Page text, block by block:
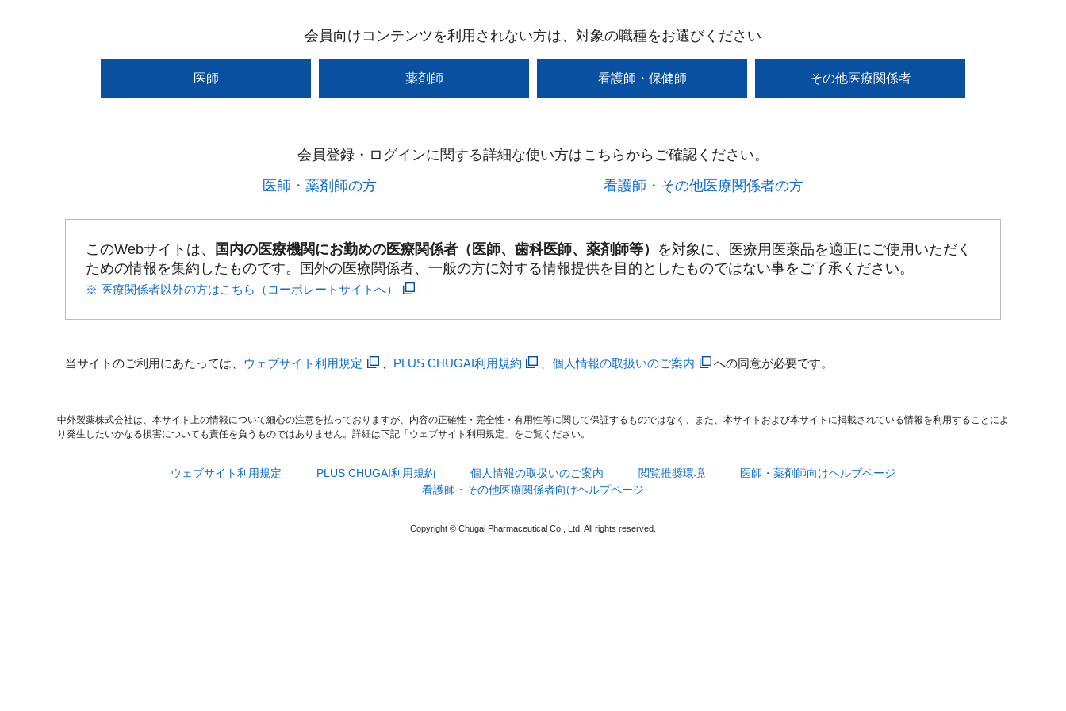
会員向けコンテンツを利用されない方は、対象の職種をお選びください
医師 薬剤師 看護師・保健師 その他医療関係者
会員登録・ログインに関する詳細な使い方はこちらからご確認ください。​
医師・薬剤師の方​
看護師・その他医療関係者の方​
このWebサイトは、 国内の医療機関にお勤めの医療関係者（医師、歯科医師、薬剤師等） を対象に、医療用医薬品を適正にご使用いただく
ための情報を集約したものです。国外の医療関係者、一般の方に対する情報提供を目的としたものではない事をご了承ください。
※ 医療関係者以外の方はこちら（コーポレートサイトへ）
当サイトのご利用にあたっては、 ウェブサイト利用規定 PLUS CHUGAI利用規約 、個人情報の取扱いのご案内 への同意が必要です。
中外製薬株式会社は、本サイト上の情報について細心の注意を払っておりますが、内容の正確性・完全性・有用性等に関して保証するものではなく、また、本サイトおよび本サイトに掲載されている情報を利用することによ
り発生したいかなる損害についても責任を負うものではありません。詳細は下記「ウェブサイト利用規定」をご覧ください。
ウェブサイト利用規定 PLUS CHUGAI利用規約 個人情報の取扱いのご案内 閲覧推奨環境
医師・薬剤師向けヘルプページ
看護師・その他医療関係者向けヘルプページ
Copyright © Chugai Pharmaceutical Co., Ltd. All rights reserved.